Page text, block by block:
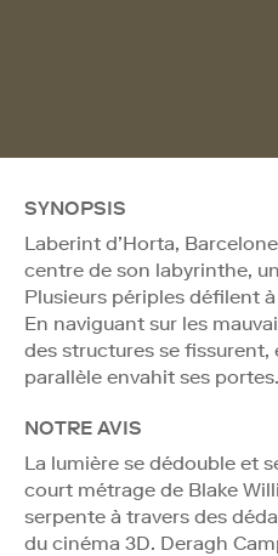
SYNOPSIS
Laberint d’Horta,
centre de son labyrinthe,
Plusieurs périples défilent
En naviguant sur les
des structures se
parallèle envahit ses portes.
NOTRE AVIS
La lumière se dédouble et
court métrage de Blake
serpente à travers des
du cinéma 3D. Deragh